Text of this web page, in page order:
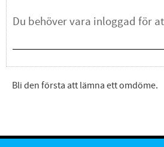
Bli den första att lämna ett omdöme.